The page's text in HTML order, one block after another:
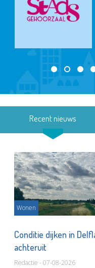
Recent nieuws
Wonen
Conditie dijken in
achteruit
Redactie - 07-08-2026